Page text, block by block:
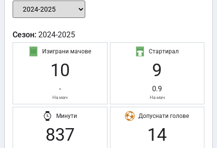
Сезон: 2024-2025
Изиграни мачове
10
-
На мач
Стартирал
9
0.9
На мач
Минути
837
Допуснати голове
14